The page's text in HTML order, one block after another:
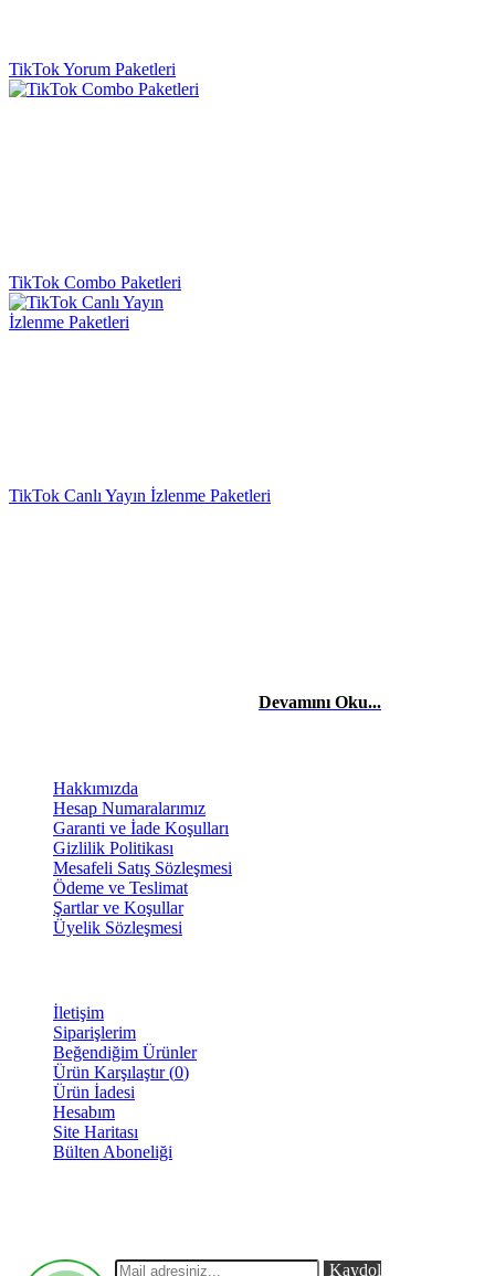
TikTok Yorum Paketleri
TikTok Combo Paketleri
TikTok Canlı Yayın İzlenme Paketleri
Devamını Oku...
Hakkımızda
Hesap Numaralarımız
Garanti ve İade Koşulları
Gizlilik Politikası
Mesafeli Satış Sözleşmesi
Ödeme ve Teslimat
Şartlar ve Koşullar
Üyelik Sözleşmesi
İletişim
Siparişlerim
Beğendiğim Ürünler
Ürün Karşılaştır (0)
Ürün İadesi
Hesabım
Site Haritası
Bülten Aboneliği
olabilirsiniz.
Kaydol